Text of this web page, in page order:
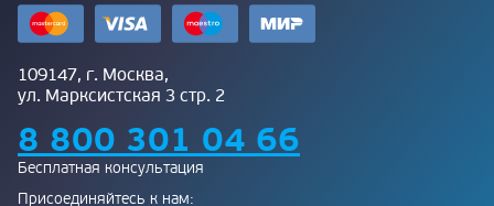
109147, г. Москва,
ул. Марксистская 3 стр. 2
8 800 301 04 66
Бесплатная консультация
Присоединяйтесь к нам: